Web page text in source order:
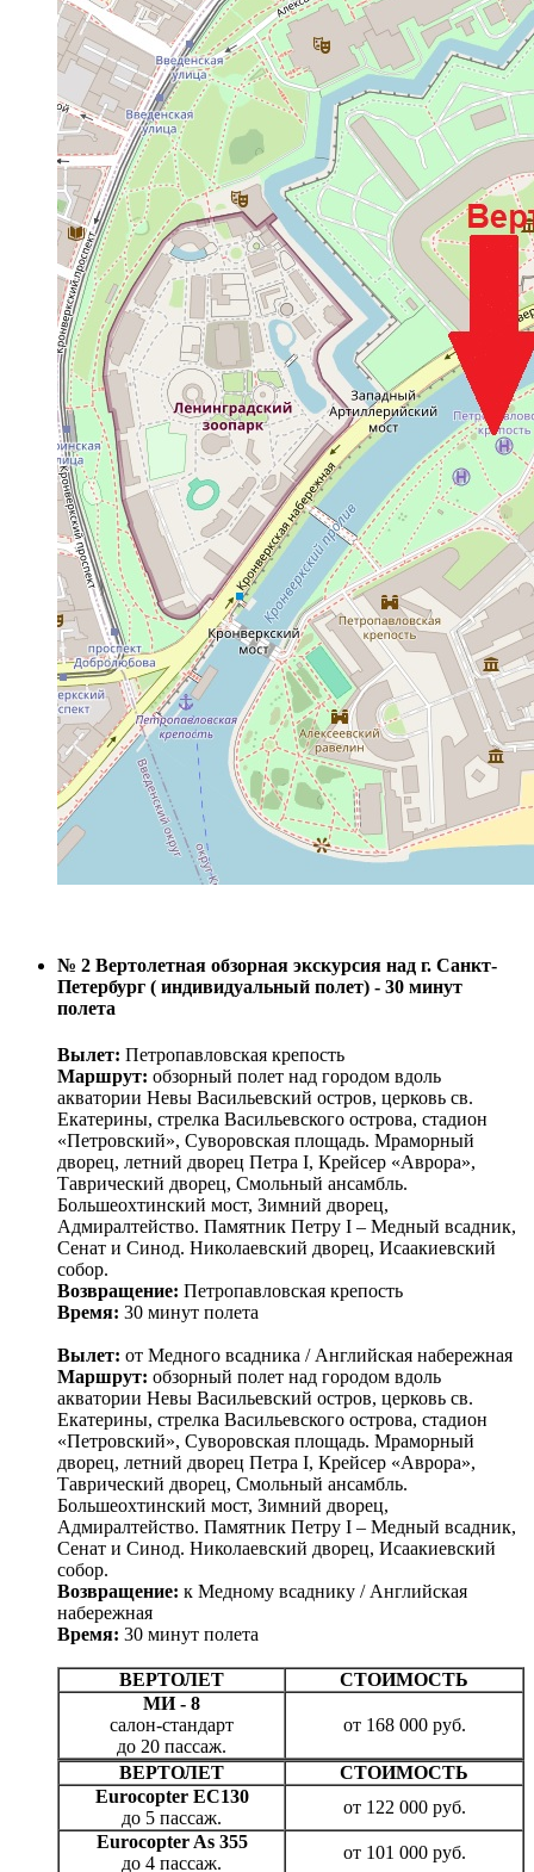
№ 2 Вертолетная обзорная экскурсия над г. Санкт-
Петербург ( индивидуальный полет) - 30 минут
полета
Вылет: Петропавловская крепость
Маршрут: обзорный полет над городом вдоль
акватории Невы Васильевский остров, церковь св.
Екатерины, стрелка Васильевского острова, стадион
«Петровский», Суворовская площадь. Мраморный
дворец, летний дворец Петра I, Крейсер «Аврора»,
Таврический дворец, Смольный ансамбль.
Большеохтинский мост, Зимний дворец,
Адмиралтейство. Памятник Петру I – Медный всадник,
Сенат и Синод. Николаевский дворец, Исаакиевский
собор.
Возвращение: Петропавловская крепость
Время: 30 минут полета
Вылет: от Медного всадника / Английская набережная
Маршрут: обзорный полет над городом вдоль
акватории Невы Васильевский остров, церковь св.
Екатерины, стрелка Васильевского острова, стадион
«Петровский», Суворовская площадь. Мраморный
дворец, летний дворец Петра I, Крейсер «Аврора»,
Таврический дворец, Смольный ансамбль.
Большеохтинский мост, Зимний дворец,
Адмиралтейство. Памятник Петру I – Медный всадник,
Сенат и Синод. Николаевский дворец, Исаакиевский
собор.
Возвращение: к Медному всаднику / Английская
набережная
Время: 30 минут полета
ВЕРТОЛЕТ
СТОИМОСТЬ
МИ - 8
салон-стандарт
до 20 пассаж.
от 168 000 руб.
ВЕРТОЛЕТ
СТОИМОСТЬ
Eurocopter EC130
до 5 пассаж.
от 122 000 руб.
Eurocopter As 355
до 4 пассаж.
от 101 000 руб.